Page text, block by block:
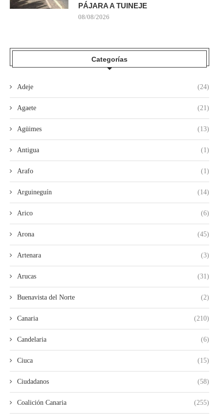
PÁJARA A TUINEJE
08/08/2026
Categorías
Adeje (24)
Agaete (21)
Agüimes (13)
Antigua (1)
Arafo (1)
Arguineguín (14)
Arico (6)
Arona (45)
Artenara (3)
Arucas (31)
Buenavista del Norte (2)
Canaria (210)
Candelaria (6)
Ciuca (15)
Ciudadanos (58)
Coalición Canaria (255)